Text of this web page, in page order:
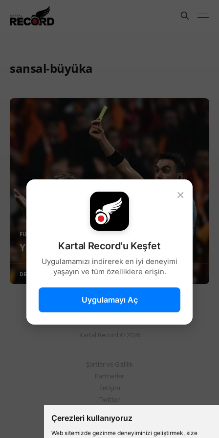
Çerezleri kullanıyoruz
Web sitemizde gezinme deneyiminizi geliştirmek, size
sansal-büyüka
FUTBOL
Yine Sami Yen Yine Katliam!
DEVAMINI OKU
Kartal Record © 2026
Şartlar ve Gizlilik
Partnerler
İletişim
Twitter
×
Kartal Record'u Keşfet
Uygulamamızı indirerek en iyi deneyimi
yaşayın ve tüm özelliklere erişin.
Uygulamayı Aç